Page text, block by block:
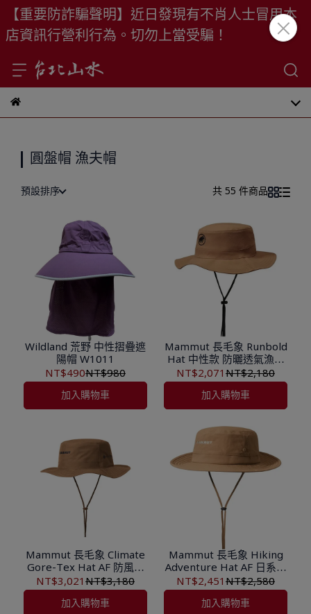
【重要防詐騙聲明】近日發現有不肖人士冒用本
店資訊行營利行為。切勿上當受騙！
圓盤帽 漁夫帽
預設排序 共 55 件商品
Wildland 荒野 中性摺疊遮
陽帽 W1011
NT$490NT$980
加入購物車
Mammut 長毛象 Runbold
Hat 中性款 防曬透氣漁夫
帽 1191-04614
NT$2,071 NT$2,180
加入購物車
Mammut 長毛象 Climate
Gore-Tex Hat AF 防風防
水漁夫帽 1191-01950
NT$3,021 NT$3,180
加入購物車
Mammut 長毛象 Hiking
Adventure Hat AF 日系防
風防紫外線防護漁夫帽
1191-02000
NT$2,451 NT$2,580
加入購物車